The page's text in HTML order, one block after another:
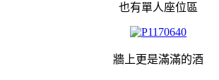
也有單人座位區
牆上更是滿滿的酒